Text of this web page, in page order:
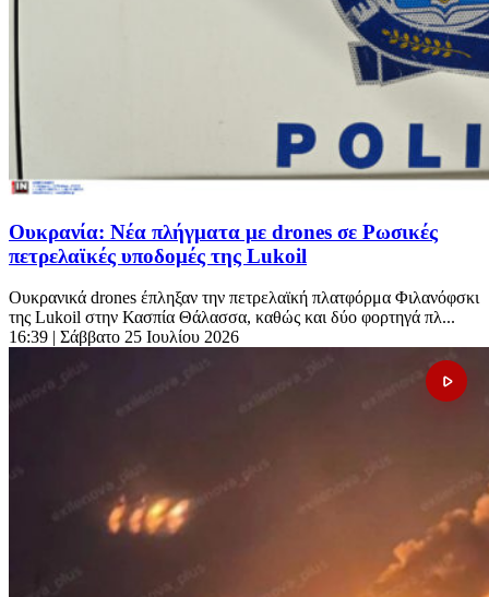
Ουκρανία: Νέα πλήγματα με drones σε Ρωσικές
πετρελαϊκές υποδομές της Lukoil
Ουκρανικά drones έπληξαν την πετρελαϊκή πλατφόρμα Φιλανόφσκι
της Lukoil στην Κασπία Θάλασσα, καθώς και δύο φορτηγά πλ...
16:39 | Σάββατο 25 Ιουλίου 2026